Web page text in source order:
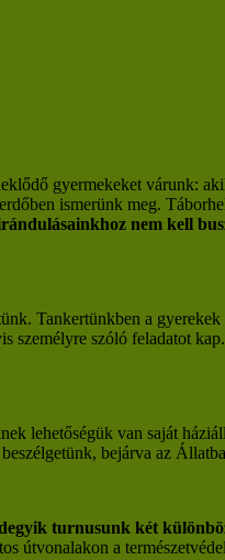
gyermekeket várunk:
ismerünk meg.
nem kell
Tankertünkben a gyerekek
személyre szóló feladatot
lehetőségük van saját
bejárva az
turnusunk két
útvonalakon a